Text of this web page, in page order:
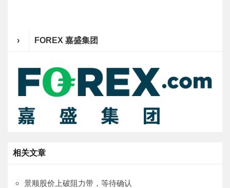
› FOREX 嘉盛集团
相关文章
景顺股价上破阻力带，等待确认